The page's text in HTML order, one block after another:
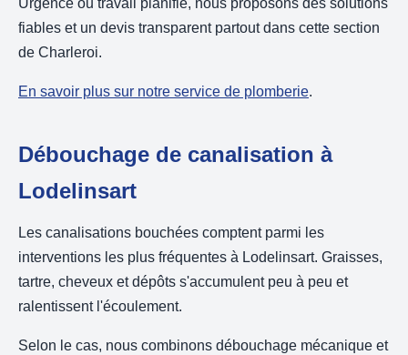
Urgence ou travail planifié, nous proposons des solutions
fiables et un devis transparent partout dans cette section
de Charleroi.
En savoir plus sur notre service de plomberie.
Débouchage de canalisation à
Lodelinsart
Les canalisations bouchées comptent parmi les
interventions les plus fréquentes à Lodelinsart. Graisses,
tartre, cheveux et dépôts s'accumulent peu à peu et
ralentissent l'écoulement.
Selon le cas, nous combinons débouchage mécanique et